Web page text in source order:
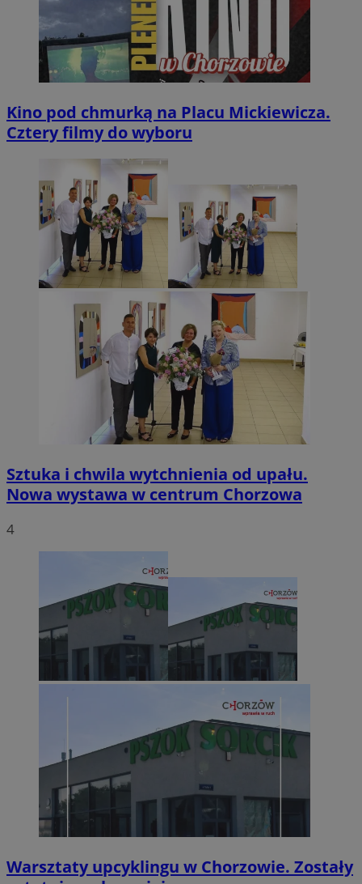
Kino pod chmurką na Placu Mickiewicza.
Cztery filmy do wyboru
Sztuka i chwila wytchnienia od upału.
Nowa wystawa w centrum Chorzowa
4
Warsztaty upcyklingu w Chorzowie. Zostały